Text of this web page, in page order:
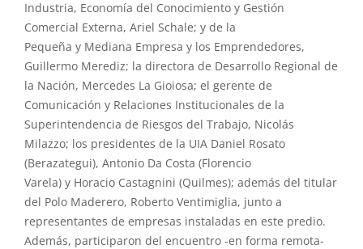
Industria, Economía del Conocimiento y Gestión
Comercial Externa, Ariel Schale; y de la
Pequeña y Mediana Empresa y los Emprendedores,
Guillermo Merediz; la directora de Desarrollo Regional de
la Nación, Mercedes La Gioiosa; el gerente de
Comunicación y Relaciones Institucionales de la
Superintendencia de Riesgos del Trabajo, Nicolás
Milazzo; los presidentes de la UIA Daniel Rosato
(Berazategui), Antonio Da Costa (Florencio
Varela) y Horacio Castagnini (Quilmes); además del titular
del Polo Maderero, Roberto Ventimiglia, junto a
representantes de empresas instaladas en este predio.
Además, participaron del encuentro -en forma remota-